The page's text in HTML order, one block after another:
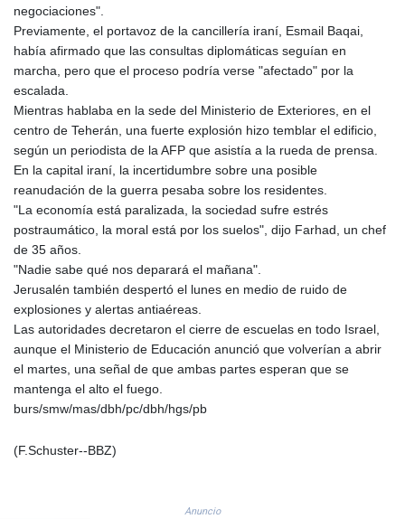
NPR 176.001898
NZD 1.961547
OMR 0.442559
PEN 3.913564
PGK 5.112721
PHP 70.183258
PKR 321.178758
PLN 4.299905
PYG
6873.802279
RON 5.244583
RSD 117.953626
RWF
1693.738704
SAR 4.370455
SCR 16.735107
SOS 694.263682
negociaciones".
Previamente, el portavoz de la cancillería iraní, Esmail Baqai,
había afirmado que las consultas diplomáticas seguían en
marcha, pero que el proceso podría verse "afectado" por la
escalada.
Mientras hablaba en la sede del Ministerio de Exteriores, en el
centro de Teherán, una fuerte explosión hizo temblar el edificio,
según un periodista de la AFP que asistía a la rueda de prensa.
En la capital iraní, la incertidumbre sobre una posible
reanudación de la guerra pesaba sobre los residentes.
"La economía está paralizada, la sociedad sufre estrés
postraumático, la moral está por los suelos", dijo Farhad, un chef
de 35 años.
"Nadie sabe qué nos deparará el mañana".
Jerusalén también despertó el lunes en medio de ruido de
explosiones y alertas antiaéreas.
Las autoridades decretaron el cierre de escuelas en todo Israel,
aunque el Ministerio de Educación anunció que volverían a abrir
el martes, una señal de que ambas partes esperan que se
mantenga el alto el fuego.
burs/smw/mas/dbh/pc/dbh/hgs/pb
(F.Schuster--BBZ)
Anuncio